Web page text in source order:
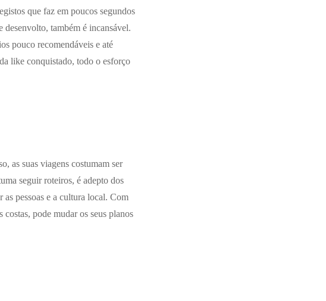
que faz em poucos segundos
desenvolto, também é incansável.
pouco recomendáveis e até
like conquistado, todo o esforço
as suas viagens costumam ser
seguir roteiros, é adepto dos
as pessoas e a cultura local. Com
pode mudar os seus planos